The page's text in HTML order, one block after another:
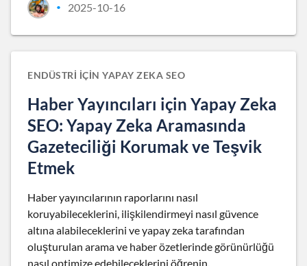
• 2025-10-16
ENDÜSTRI IÇIN YAPAY ZEKA SEO
Haber Yayıncıları için Yapay Zeka
SEO: Yapay Zeka Aramasında
Gazeteciliği Korumak ve Teşvik
Etmek
Haber yayıncılarının raporlarını nasıl
koruyabileceklerini, ilişkilendirmeyi nasıl güvence
altına alabileceklerini ve yapay zeka tarafından
oluşturulan arama ve haber özetlerinde görünürlüğü
nasıl optimize edebileceklerini öğrenin.